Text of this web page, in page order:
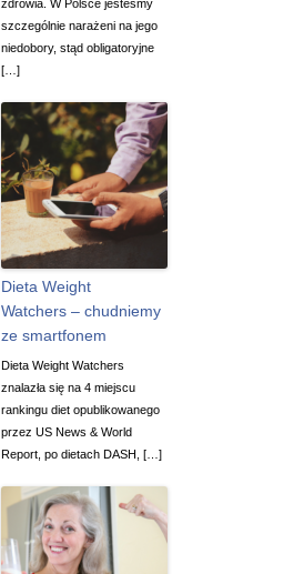
zdrowia. W Polsce jesteśmy
szczególnie narażeni na jego
niedobory, stąd obligatoryjne
[…]
Dieta Weight
Watchers – chudniemy
ze smartfonem
Dieta Weight Watchers
znalazła się na 4 miejscu
rankingu diet opublikowanego
przez US News & World
Report, po dietach DASH, […]